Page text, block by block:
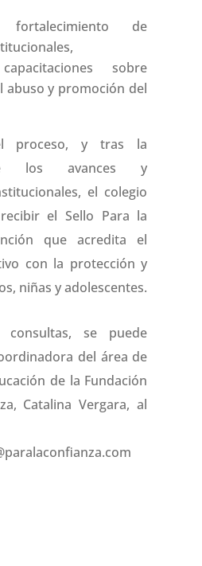
de
sobre
abuso y promoción del
proceso, y tras la
los avances y
el colegio
el Sello Para la
que acredita el
con la protección y
niñas y adolescentes.
se puede
del área de
de la Fundación
Catalina Vergara, al